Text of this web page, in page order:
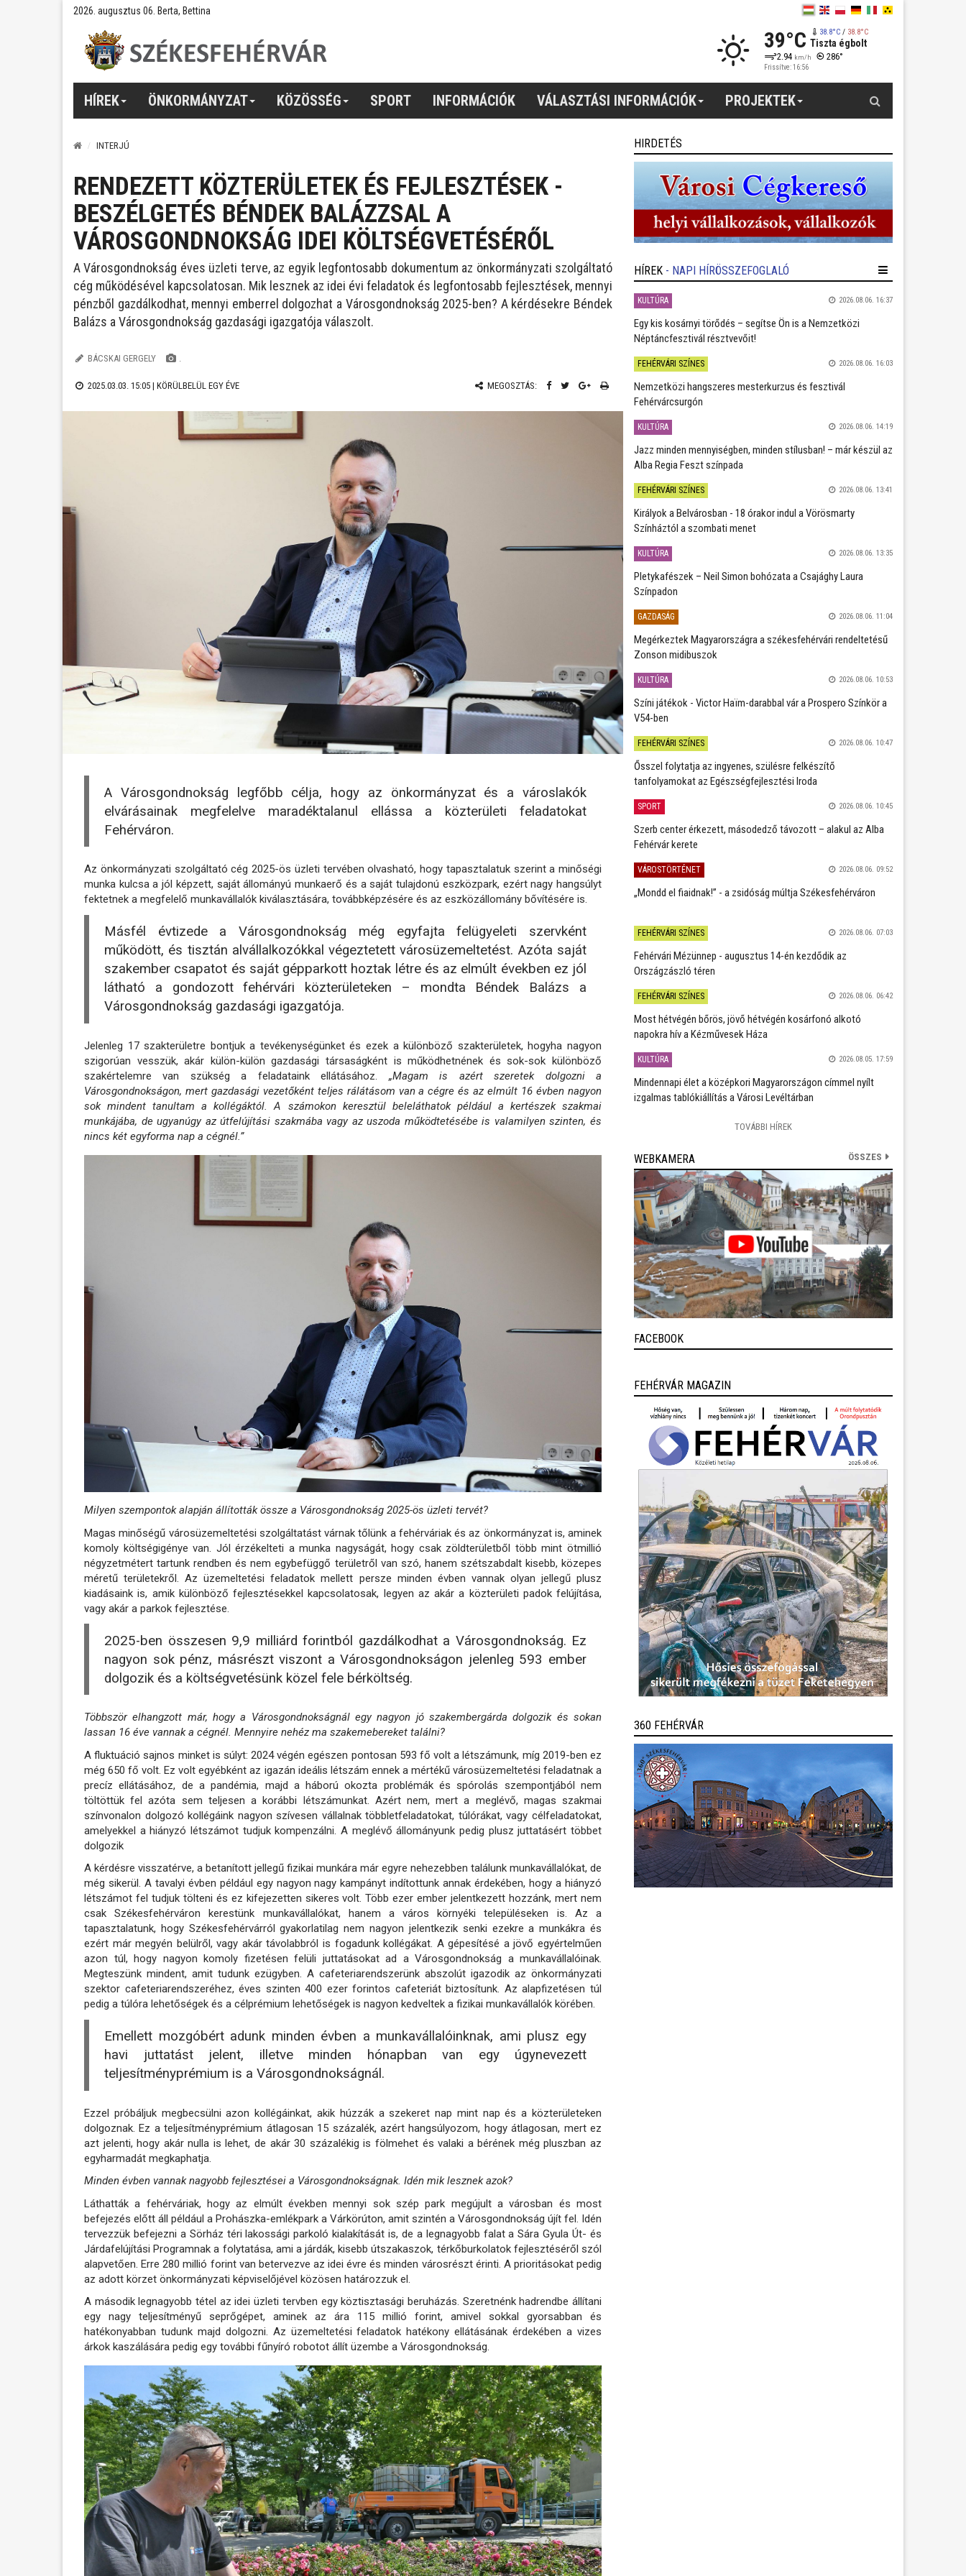
2026. augusztus 06. Berta, Bettina
39°C 38.8°C/ 38.8°C
Tiszta égbolt
2.94 km/h 286°
Frissítve: 16:56
HÍREK ÖNKORMÁNYZAT KÖZÖSSÉG SPORT INFORMÁCIÓK VÁLASZTÁSI INFORMÁCIÓK PROJEKTEK
INTERJÚ
RENDEZETT KÖZTERÜLETEK ÉS FEJLESZTÉSEK -
BESZÉLGETÉS BÉNDEK BALÁZZSAL A
VÁROSGONDNOKSÁG IDEI KÖLTSÉGVETÉSÉRŐL
A Városgondnokság éves üzleti terve, az egyik legfontosabb dokumentum az önkormányzati szolgáltató
cég működésével kapcsolatosan. Mik lesznek az idei évi feladatok és legfontosabb fejlesztések, mennyi
pénzből gazdálkodhat, mennyi emberrel dolgozhat a Városgondnokság 2025-ben? A kérdésekre Béndek
Balázs a Városgondnokság gazdasági igazgatója válaszolt.
BÁCSKAI GERGELY .
2025.03.03. 15:05 | KÖRÜLBELÜL EGY ÉVE MEGOSZTÁS:
A Városgondnokság legfőbb célja, hogy az önkormányzat és a városlakók
elvárásainak megfelelve maradéktalanul ellássa a közterületi feladatokat
Fehérváron.
Az önkormányzati szolgáltató cég 2025-ös üzleti tervében olvasható, hogy tapasztalatuk szerint a minőségi
munka kulcsa a jól képzett, saját állományú munkaerő és a saját tulajdonú eszközpark, ezért nagy hangsúlyt
fektetnek a megfelelő munkavállalók kiválasztására, továbbképzésére és az eszközállomány bővítésére is.
Másfél évtizede a Városgondnokság még egyfajta felügyeleti szervként
működött, és tisztán alvállalkozókkal végeztetett városüzemeltetést. Azóta saját
szakember csapatot és saját gépparkott hoztak létre és az elmúlt években ez jól
látható a gondozott fehérvári közterületeken – mondta Béndek Balázs a
Városgondnokság gazdasági igazgatója.
Jelenleg 17 szakterületre bontjuk a tevékenységünket és ezek a különböző szakterületek, hogyha nagyon
szigorúan vesszük, akár külön-külön gazdasági társaságként is működhetnének és sok-sok különböző
szakértelemre van szükség a feladataink ellátásához. „Magam is azért szeretek dolgozni a
Városgondnokságon, mert gazdasági vezetőként teljes rálátásom van a cégre és az elmúlt 16 évben nagyon
sok mindent tanultam a kollégáktól. A számokon keresztül beleláthatok például a kertészek szakmai
munkájába, de ugyanúgy az útfelújítási szakmába vagy az uszoda működtetésébe is valamilyen szinten, és
nincs két egyforma nap a cégnél.”
Milyen szempontok alapján állították össze a Városgondnokság 2025-ös üzleti tervét?
Magas minőségű városüzemeltetési szolgáltatást várnak tőlünk a fehérváriak és az önkormányzat is, aminek
komoly költségigénye van. Jól érzékelteti a munka nagyságát, hogy csak zöldterületből több mint ötmillió
négyzetmétert tartunk rendben és nem egybefüggő területről van szó, hanem szétszabdalt kisebb, közepes
méretű területekről. Az üzemeltetési feladatok mellett persze minden évben vannak olyan jellegű plusz
kiadásaink is, amik különböző fejlesztésekkel kapcsolatosak, legyen az akár a közterületi padok felújítása,
vagy akár a parkok fejlesztése.
2025-ben összesen 9,9 milliárd forintból gazdálkodhat a Városgondnokság. Ez
nagyon sok pénz, másrészt viszont a Városgondnokságon jelenleg 593 ember
dolgozik és a költségvetésünk közel fele bérköltség.
Többször elhangzott már, hogy a Városgondnokságnál egy nagyon jó szakembergárda dolgozik és sokan
lassan 16 éve vannak a cégnél. Mennyire nehéz ma szakemebereket találni?
A fluktuáció sajnos minket is súlyt: 2024 végén egészen pontosan 593 fő volt a létszámunk, míg 2019-ben ez
még 650 fő volt. Ez volt egyébként az igazán ideális létszám ennek a mértékű városüzemeltetési feladatnak a
precíz ellátásához, de a pandémia, majd a háború okozta problémák és spórolás szempontjából nem
töltöttük fel azóta sem teljesen a korábbi létszámunkat. Azért nem, mert a meglévő, magas szakmai
színvonalon dolgozó kollégáink nagyon szívesen vállalnak többletfeladatokat, túlórákat, vagy célfeladatokat,
amelyekkel a hiányzó létszámot tudjuk kompenzálni. A meglévő állományunk pedig plusz juttatásért többet
dolgozik
A kérdésre visszatérve, a betanított jellegű fizikai munkára már egyre nehezebben találunk munkavállalókat, de
még sikerül. A tavalyi évben például egy nagyon nagy kampányt indítottunk annak érdekében, hogy a hiányzó
létszámot fel tudjuk tölteni és ez kifejezetten sikeres volt. Több ezer ember jelentkezett hozzánk, mert nem
csak Székesfehérváron kerestünk munkavállalókat, hanem a város környéki településeken is. Az a
tapasztalatunk, hogy Székesfehérvárról gyakorlatilag nem nagyon jelentkezik senki ezekre a munkákra és
ezért már megyén belülről, vagy akár távolabbról is fogadunk kollégákat. A gépesítésé a jövő egyértelműen
azon túl, hogy nagyon komoly fizetésen felüli juttatásokat ad a Városgondnokság a munkavállalóinak.
Megteszünk mindent, amit tudunk ezügyben. A cafeteriarendszerünk abszolút igazodik az önkormányzati
szektor cafeteriarendszeréhez, éves szinten 400 ezer forintos cafeteriát biztosítunk. Az alapfizetésen túl
pedig a túlóra lehetőségek és a célprémium lehetőségek is nagyon kedveltek a fizikai munkavállalók körében.
Emellett mozgóbért adunk minden évben a munkavállalóinknak, ami plusz egy
havi juttatást jelent, illetve minden hónapban van egy úgynevezett
teljesítményprémium is a Városgondnokságnál.
Ezzel próbáljuk megbecsülni azon kollégáinkat, akik húzzák a szekeret nap mint nap és a közterületeken
dolgoznak. Ez a teljesítményprémium átlagosan 15 százalék, azért hangsúlyozom, hogy átlagosan, mert ez
azt jelenti, hogy akár nulla is lehet, de akár 30 százalékig is fölmehet és valaki a bérének még pluszban az
egyharmadát megkaphatja.
Minden évben vannak nagyobb fejlesztései a Városgondnokságnak. Idén mik lesznek azok?
Láthatták a fehérváriak, hogy az elmúlt években mennyi sok szép park megújult a városban és most
befejezés előtt áll például a Prohászka-emlékpark a Várkörúton, amit szintén a Városgondnokság újít fel. Idén
tervezzük befejezni a Sörház téri lakossági parkoló kialakítását is, de a legnagyobb falat a Sára Gyula Út- és
Járdafelújítási Programnak a folytatása, ami a járdák, kisebb útszakaszok, térkőburkolatok fejlesztéséről szól
alapvetően. Erre 280 millió forint van betervezve az idei évre és minden városrészt érinti. A prioritásokat pedig
az adott körzet önkormányzati képviselőjével közösen határozzuk el.
A második legnagyobb tétel az idei üzleti tervben egy köztisztasági beruházás. Szeretnénk hadrendbe állítani
egy nagy teljesítményű seprőgépet, aminek az ára 115 millió forint, amivel sokkal gyorsabban és
hatékonyabban tudunk majd dolgozni. Az üzemeltetési feladatok hatékony ellátásának érdekében a vizes
árkok kaszálására pedig egy további fűnyíró robotot állít üzembe a Városgondnokság.
HIRDETÉS
HÍREK - NAPI HÍRÖSSZEFOGLALÓ
KULTÚRA 2026.08.06. 16:37
Egy kis kosárnyi törődés – segítse Ön is a Nemzetközi
Néptáncfesztivál résztvevőit!
FEHÉRVÁRI SZÍNES 2026.08.06. 16:03
Nemzetközi hangszeres mesterkurzus és fesztivál
Fehérvárcsurgón
KULTÚRA 2026.08.06. 14:19
Jazz minden mennyiségben, minden stílusban! – már készül az
Alba Regia Feszt színpada
FEHÉRVÁRI SZÍNES 2026.08.06. 13:41
Királyok a Belvárosban - 18 órakor indul a Vörösmarty
Színháztól a szombati menet
KULTÚRA 2026.08.06. 13:35
Pletykafészek – Neil Simon bohózata a Csajághy Laura
Színpadon
GAZDASÁG 2026.08.06. 11:04
Megérkeztek Magyarországra a székesfehérvári rendeltetésű
Zonson midibuszok
KULTÚRA 2026.08.06. 10:53
Színi játékok - Victor Haïm-darabbal vár a Prospero Színkör a
V54-ben
FEHÉRVÁRI SZÍNES 2026.08.06. 10:47
Ősszel folytatja az ingyenes, szülésre felkészítő
tanfolyamokat az Egészségfejlesztési Iroda
SPORT 2026.08.06. 10:45
Szerb center érkezett, másodedző távozott – alakul az Alba
Fehérvár kerete
VÁROSTÖRTÉNET 2026.08.06. 09:52
„Mondd el fiaidnak!” - a zsidóság múltja Székesfehérváron
FEHÉRVÁRI SZÍNES 2026.08.06. 07:03
Fehérvári Mézünnep - augusztus 14-én kezdődik az
Országzászló téren
FEHÉRVÁRI SZÍNES 2026.08.06. 06:42
Most hétvégén bőrös, jövő hétvégén kosárfonó alkotó
napokra hív a Kézművesek Háza
KULTÚRA 2026.08.05. 17:59
Mindennapi élet a középkori Magyarországon címmel nyílt
izgalmas tablókiállítás a Városi Levéltárban
TOVÁBBI HÍREK
WEBKAMERA ÖSSZES
FACEBOOK
FEHÉRVÁR MAGAZIN
360 FEHÉRVÁR